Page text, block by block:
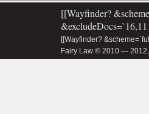
[[Wayfinder?
[[Wayfinder?
Fairy Law © 2010 —